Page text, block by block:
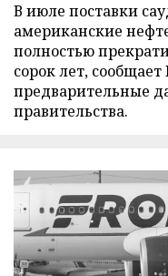
В июле поставки
американские
полностью
сорок лет,
предварительные
правительства.